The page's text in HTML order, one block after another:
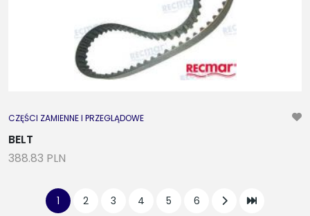
CZĘŚCI ZAMIENNE I PRZEGLĄDOWE
BELT
388.83 PLN
1 2 3 4 5 6